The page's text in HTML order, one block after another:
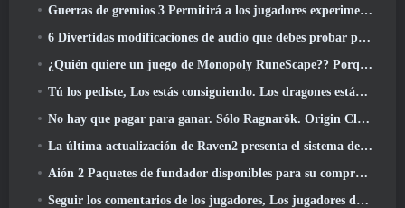
Guerras de gremios 3 Permitirá a los jugadores experimentar el mundo de Tyria antes de que los dragones ancianos despertaran
6 Divertidas modificaciones de audio que debes probar para Marvel Rivals
¿Quién quiere un juego de Monopoly RuneScape?? Porque uno está en camino
Tú los pediste, Los estás consiguiendo. Los dragones están llegando a Albion Online
No hay que pagar para ganar. Sólo Ragnarök. Origin Classic se lanza en julio 23
La última actualización de Raven2 presenta el sistema de despertar de habilidades, Brindar a los jugadores más formas de mejorar sus habilidades
Aión 2 Paquetes de fundador disponibles para su compra, Completo con cinco días de acceso anticipado
Seguir los comentarios de los jugadores, Los jugadores de League Of Legends Classic no tendrán que pagar por máscaras clásicas